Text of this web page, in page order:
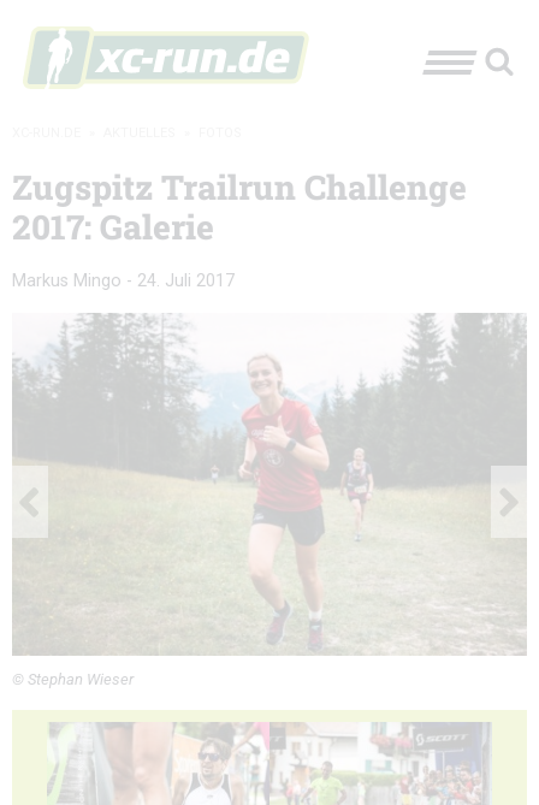
Zugspitz Trailrun Challenge
2017: Galerie
Markus Mingo - 24. Juli 2017
© Stephan Wieser